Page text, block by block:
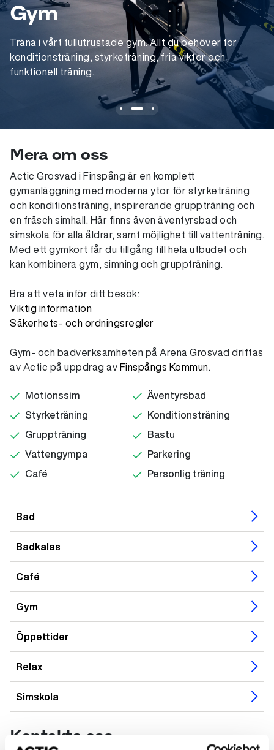
Gym
Träna i vårt fullutrustade gym. Allt du behöver för
konditionsträning, styrketräning, fria vikter och
funktionell träning.
Mera om oss
Actic Grosvad i Finspång är en komplett
gymanläggning med moderna ytor för styrketräning
och konditionsträning, inspirerande gruppträning och
en fräsch simhall. Här finns även äventyrsbad och
simskola för alla åldrar, samt möjlighet till vattenträning.
Med ett gymkort får du tillgång till hela utbudet och
kan kombinera gym, simning och gruppträning.
Bra att veta inför ditt besök:
Viktig information
Säkerhets- och ordningsregler
Gym- och badverksamheten på Arena Grosvad driftas
av Actic på uppdrag av Finspångs Kommun
Motionssim
Äventyrsbad
Styrketräning
Konditionsträning
Gruppträning
Bastu
Vattengympa
Parkering
Café
Personlig träning
Bad
Badkalas
Café
Gym
Öppettider
Relax
Simskola
Kontakta oss